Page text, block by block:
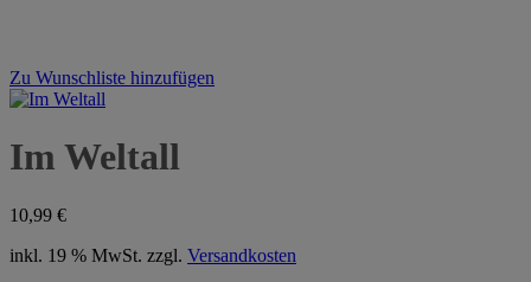
Zu Wunschliste hinzufügen
Im Weltall
10,99 €
inkl. 19 % MwSt. zzgl. Versandkosten